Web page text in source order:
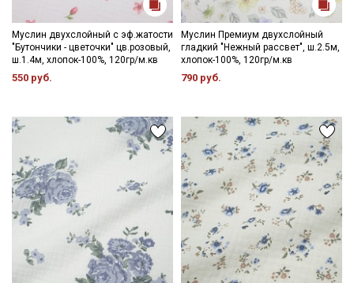
Муслин двухслойный с эф.жатости
"Бутончики - цветочки" цв.розовый,
ш.1.4м, хлопок-100%, 120гр/м.кв
550 руб.
Муслин Премиум двухслойный
гладкий "Нежный рассвет", ш.2.5м,
хлопок-100%, 120гр/м.кв
790 руб.